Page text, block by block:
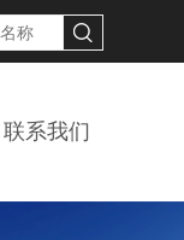
联系我们